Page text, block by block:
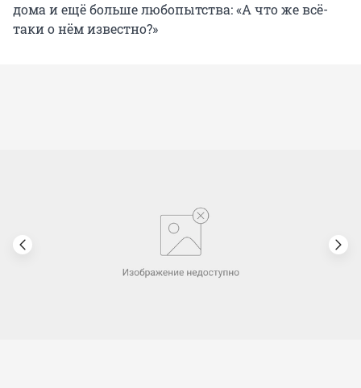
дома и ещё больше любопытства: «А что же всё-
таки о нём известно?»